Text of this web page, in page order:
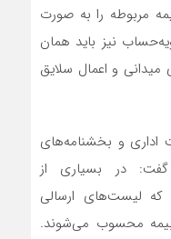
مربوطه را به صورت
نیز باید همان
میدانی و اعمال سلایق
اداری و بخشنامه‌های
گفت: در بسیاری از
که لیست‌های ارسالی
بیمه محسوب می‌شوند.